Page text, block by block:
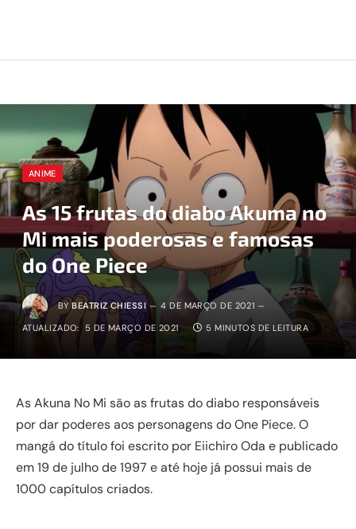
ANIME
As 15 frutas do diabo Akuma no
Mi mais poderosas e famosas
do One Piece
BY BEATRIZ CHIESSI 4 DE MARÇO DE 2021
ATUALIZADO: 5 DE MARÇO DE 2021 5 MINUTOS DE LEITURA
As Akuna No Mi são as frutas do diabo responsáveis
por dar poderes aos personagens do One Piece. O
mangá do título foi escrito por Eiichiro Oda e publicado
em 19 de julho de 1997 e até hoje já possui mais de
1000 capítulos criados.